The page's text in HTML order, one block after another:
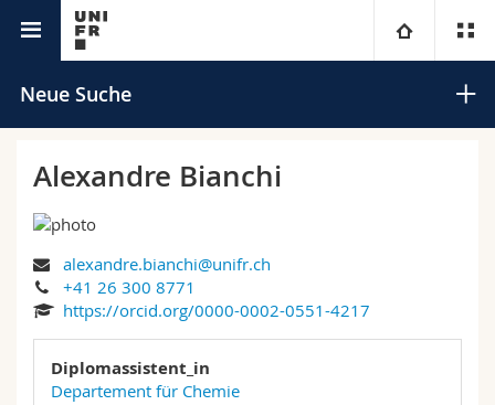
Universität
Campus
Forschung
Weiterbildung
Rechtswissenschaftliche Fak.
Philosophische Fak.
Informationen für
Studieninteressierte
Medien
Ressourcen
Ortsplan
Neue Suche
Suchen
Alexandre Bianchi
alexandre.bianchi@unifr.ch
+41 26 300 8771
https://orcid.org/0000-0002-0551-4217
Diplomassistent_in
Departement für Chemie